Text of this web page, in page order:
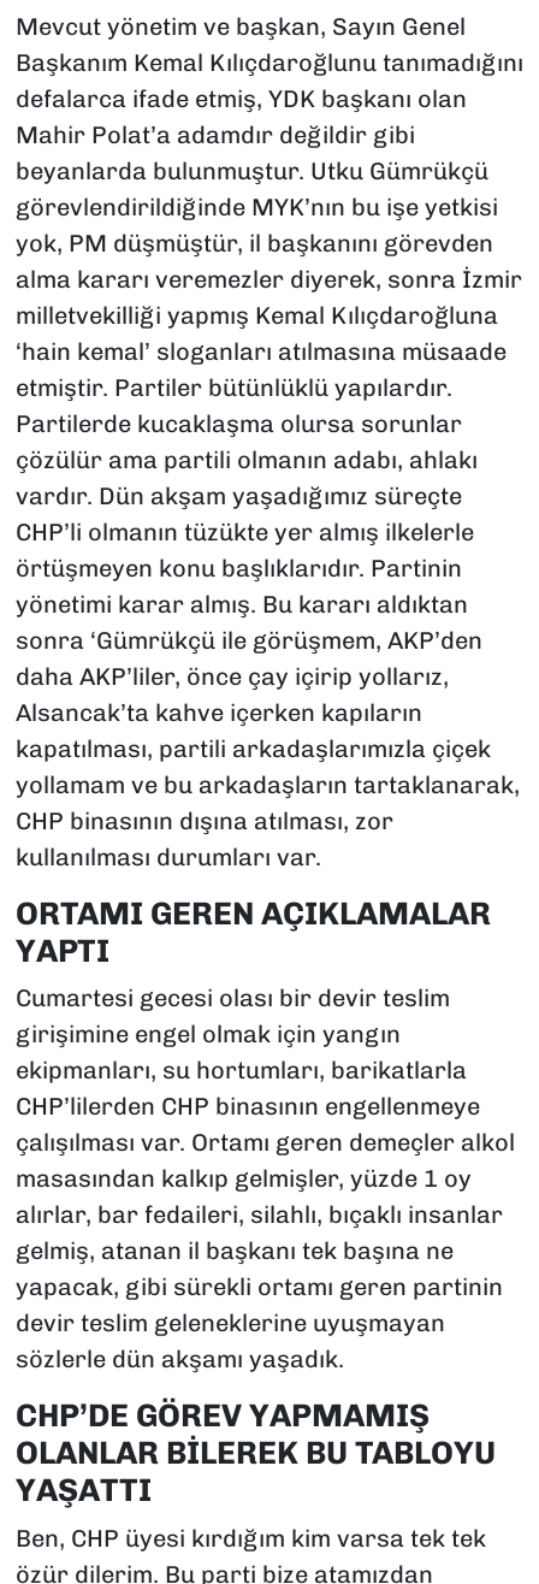
Mevcut yönetim ve başkan, Sayın Genel
Başkanım Kemal Kılıçdaroğlunu tanımadığını
defalarca ifade etmiş, YDK başkanı olan
Mahir Polat’a adamdır değildir gibi
beyanlarda bulunmuştur. Utku Gümrükçü
görevlendirildiğinde MYK’nın bu işe yetkisi
yok, PM düşmüştür, il başkanını görevden
alma kararı veremezler diyerek, sonra İzmir
milletvekilliği yapmış Kemal Kılıçdaroğluna
‘hain kemal’ sloganları atılmasına müsaade
etmiştir. Partiler bütünlüklü yapılardır.
Partilerde kucaklaşma olursa sorunlar
çözülür ama partili olmanın adabı, ahlakı
vardır. Dün akşam yaşadığımız süreçte
CHP’li olmanın tüzükte yer almış ilkelerle
örtüşmeyen konu başlıklarıdır. Partinin
yönetimi karar almış. Bu kararı aldıktan
sonra ‘Gümrükçü ile görüşmem, AKP’den
daha AKP’liler, önce çay içirip yollarız,
Alsancak’ta kahve içerken kapıların
kapatılması, partili arkadaşlarımızla çiçek
yollamam ve bu arkadaşların tartaklanarak,
CHP binasının dışına atılması, zor
kullanılması durumları var.
ORTAMI GEREN AÇIKLAMALAR
YAPTI
Cumartesi gecesi olası bir devir teslim
girişimine engel olmak için yangın
ekipmanları, su hortumları, barikatlarla
CHP’lilerden CHP binasının engellenmeye
çalışılması var. Ortamı geren demeçler alkol
masasından kalkıp gelmişler, yüzde 1 oy
alırlar, bar fedaileri, silahlı, bıçaklı insanlar
gelmiş, atanan il başkanı tek başına ne
yapacak, gibi sürekli ortamı geren partinin
devir teslim geleneklerine uyuşmayan
sözlerle dün akşamı yaşadık.
CHP’DE GÖREV YAPMAMIŞ
OLANLAR BİLEREK BU TABLOYU
YAŞATTI
Ben, CHP üyesi kırdığım kim varsa tek tek
özür dilerim. Bu parti bize atamızdan